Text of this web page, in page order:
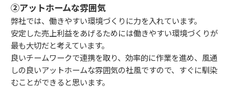
②アットホームな雰囲気
弊社では、働きやすい環境づくりに力を入れています。
安定した売上利益をあげるためには働きやすい環境づくりが
最も大切だと考えています。
良いチームワークで連携を取り、効率的に作業を進め、風通
しの良いアットホームな雰囲気の社風ですので、すぐに馴染
むことができると思います。